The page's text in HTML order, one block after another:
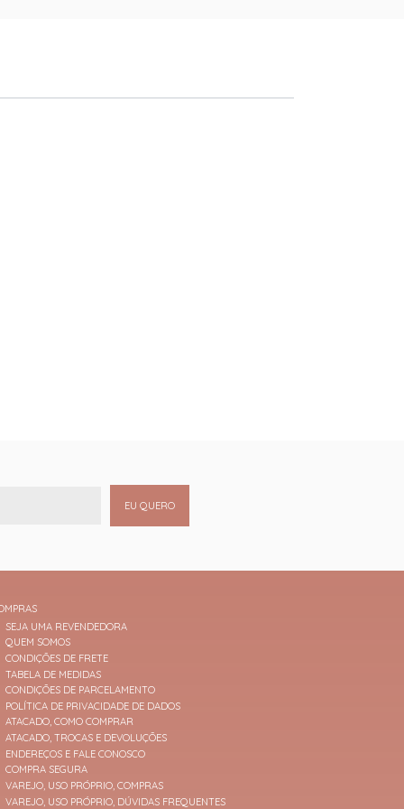
EU QUERO
SEJA UMA REVENDEDORA
QUEM SOMOS
CONDIÇÕES DE FRETE
TABELA DE MEDIDAS
CONDIÇÕES DE PARCELAMENTO
POLÍTICA DE PRIVACIDADE DE DADOS
ATACADO, COMO COMPRAR
ATACADO, TROCAS E DEVOLUÇÕES
ENDEREÇOS E FALE CONOSCO
COMPRA SEGURA
VAREJO, USO PRÓPRIO, COMPRAS
VAREJO, USO PRÓPRIO, DÚVIDAS FREQUENTES